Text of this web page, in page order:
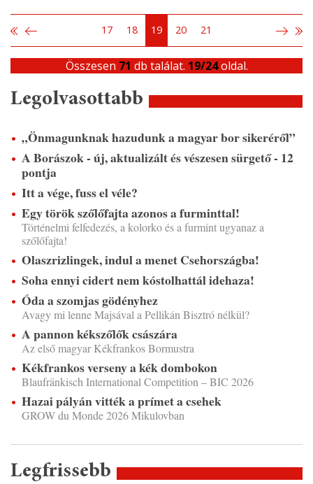
17 18 19 20 21
Összesen 71 db találat. 19/24oldal.
Legolvasottabb
„Önmagunknak hazudunk a magyar bor sikeréről”
A Borászok - új, aktualizált és vészesen sürgető - 12
pontja
Itt a vége, fuss el véle?
Egy török szőlőfajta azonos a furminttal!
Történelmi felfedezés, a kolorko és a furmint ugyanaz a
szőlőfajta!
Olaszrizlingek, indul a menet Csehországba!
Soha ennyi cidert nem kóstolhattál idehaza!
Óda a szomjas gödényhez
Avagy mi lenne Majsával a Pellikán Bisztró nélkül?
A pannon kékszőlők császára
Az első magyar Kékfrankos Bormustra
Kékfrankos verseny a kék dombokon
Blaufränkisch International Competition – BIC 2026
Hazai pályán vitték a prímet a csehek
GROW du Monde 2026 Mikulovban
Legfrissebb